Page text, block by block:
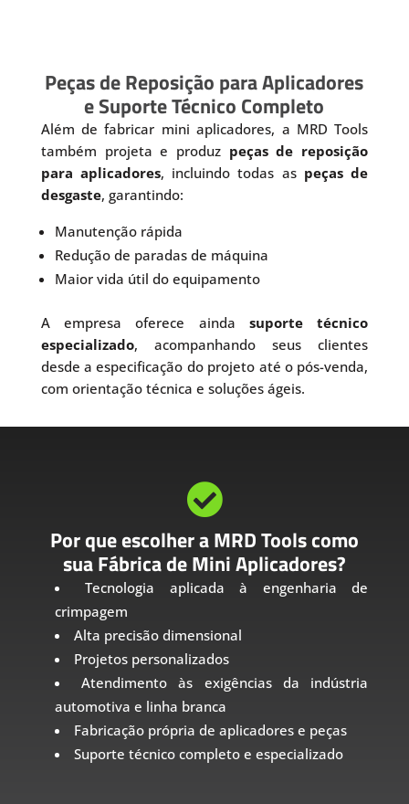
Peças de Reposição para Aplicadores
e Suporte Técnico Completo
Além de fabricar mini aplicadores, a MRD Tools
também projeta e produz peças de reposição
para aplicadores, incluindo todas as peças de
desgaste, garantindo:
Manutenção rápida
Redução de paradas de máquina
Maior vida útil do equipamento
A empresa oferece ainda suporte técnico
especializado, acompanhando seus clientes
desde a especificação do projeto até o pós-venda,
com orientação técnica e soluções ágeis.

Por que escolher a MRD Tools como
sua Fábrica de Mini Aplicadores?
Tecnologia aplicada à engenharia de
crimpagem
Alta precisão dimensional
Projetos personalizados
Atendimento às exigências da indústria
automotiva e linha branca
Fabricação própria de aplicadores e peças
Suporte técnico completo e especializado